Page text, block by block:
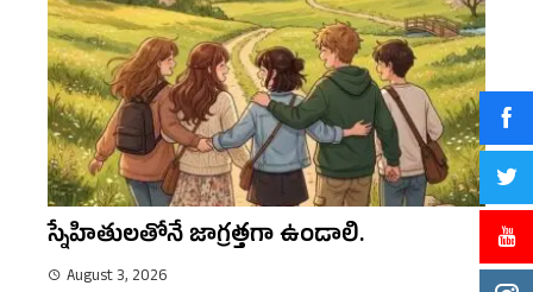
స్నేహితులతోనే జాగ్రత్తగా ఉండాలి.
August 3, 2026